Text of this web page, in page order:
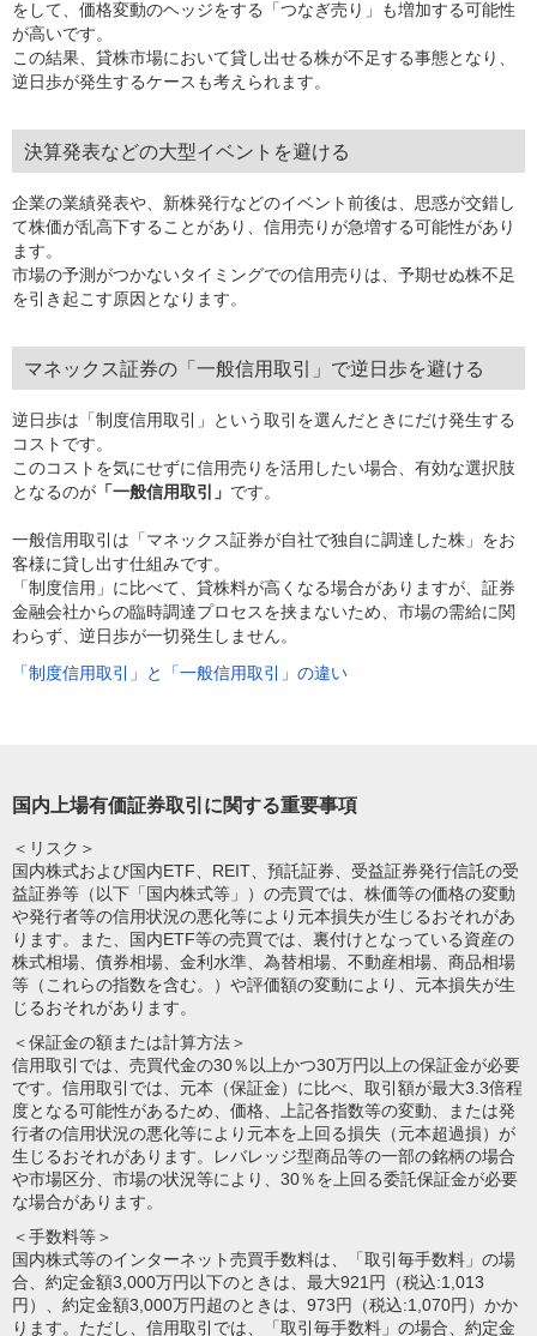
をして、価格変動のヘッジをする「つなぎ売り」も増加する可能性
が高いです。
この結果、貸株市場において貸し出せる株が不足する事態となり、
逆日歩が発生するケースも考えられます。
決算発表などの大型イベントを避ける
企業の業績発表や、新株発行などのイベント前後は、思惑が交錯し
て株価が乱高下することがあり、信用売りが急増する可能性があり
ます。
市場の予測がつかないタイミングでの信用売りは、予期せぬ株不足
を引き起こす原因となります。
マネックス証券の「一般信用取引」で逆日歩を避ける
逆日歩は「制度信用取引」という取引を選んだときにだけ発生する
コストです。
このコストを気にせずに信用売りを活用したい場合、有効な選択肢
となるのが 「一般信用取引」 です。
一般信用取引は「マネックス証券が自社で独自に調達した株」をお
客様に貸し出す仕組みです。
「制度信用」に比べて、貸株料が高くなる場合がありますが、証券
金融会社からの臨時調達プロセスを挟まないため、市場の需給に関
わらず、逆日歩が一切発生しません。
「制度信用取引」と「一般信用取引」の違い
国内上場有価証券取引に関する重要事項
＜リスク＞
国内株式および国内ETF、REIT、預託証券、受益証券発行信託の受
益証券等（以下「国内株式等」）の売買では、株価等の価格の変動
や発行者等の信用状況の悪化等により元本損失が生じるおそれがあ
ります。また、国内ETF等の売買では、裏付けとなっている資産の
株式相場、債券相場、金利水準、為替相場、不動産相場、商品相場
等（これらの指数を含む。）や評価額の変動により、元本損失が生
じるおそれがあります。
＜保証金の額または計算方法＞
信用取引では、売買代金の30％以上かつ30万円以上の保証金が必要
です。信用取引では、元本（保証金）に比べ、取引額が最大3.3倍程
度となる可能性があるため、価格、上記各指数等の変動、または発
行者の信用状況の悪化等により元本を上回る損失（元本超過損）が
生じるおそれがあります。レバレッジ型商品等の一部の銘柄の場合
や市場区分、市場の状況等により、30％を上回る委託保証金が必要
な場合があります。
＜手数料等＞
国内株式等のインターネット売買手数料は、「取引毎手数料」の場
合、約定金額3,000万円以下のときは、最大921円（税込:1,013
円）、約定金額3,000万円超のときは、973円（税込:1,070円）かか
ります。ただし、信用取引では、「取引毎手数料」の場合、約定金